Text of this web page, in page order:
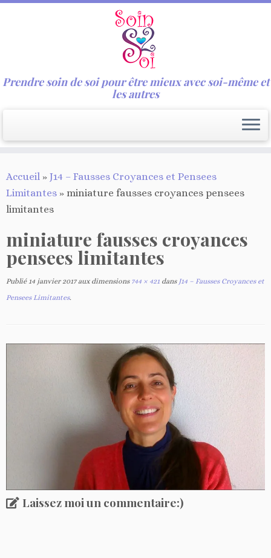
au
contenu
Prendre soin de soi pour être mieux avec soi-même et
les autres
Accueil » J14 – Fausses Croyances et Pensees
Limitantes » miniature fausses croyances pensees
limitantes
miniature fausses croyances
pensees limitantes
Publié 14 janvier 2017aux dimensions744 × 421 dansJ14 – Fausses Croyances et
Pensees Limitantes.
Laissez moi un commentaire:)